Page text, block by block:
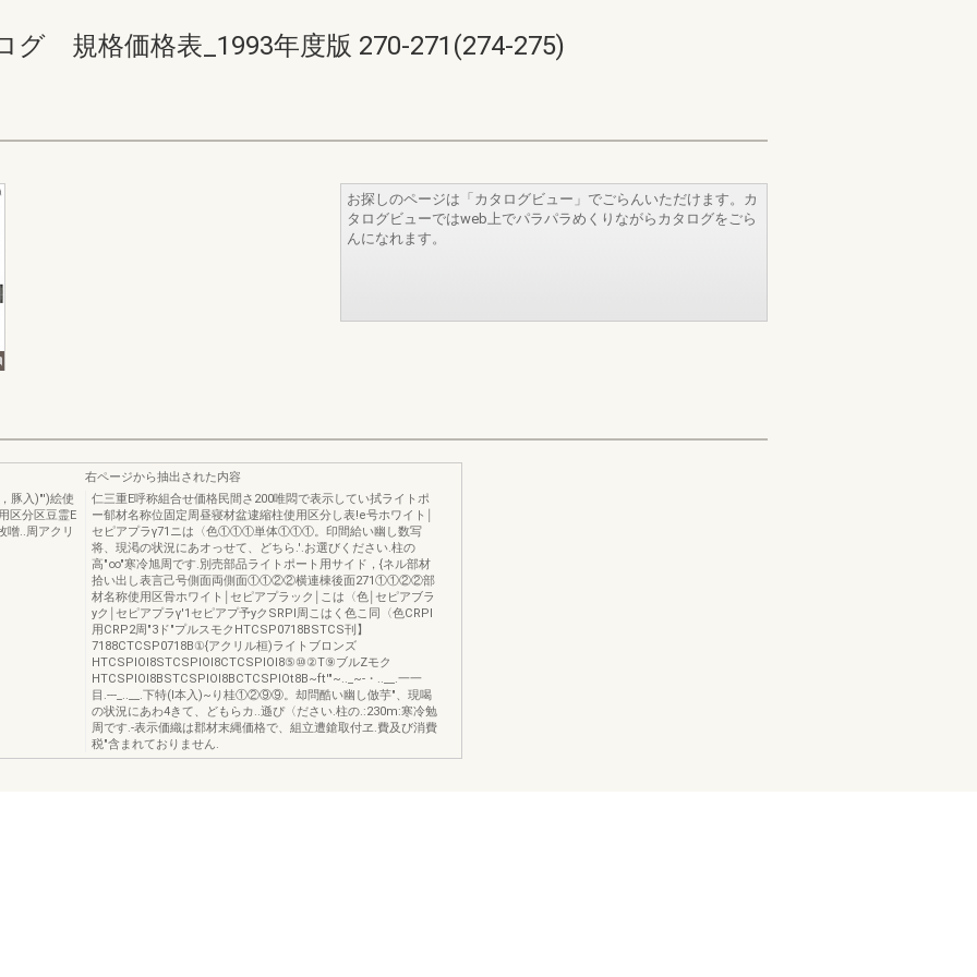
グ 規格価格表_1993年度版 270-271(274-275)
お探しのページは「カタログビュー」でごらんいただけます。カ
タログビューではweb上でパラパラめくりながらカタログをごら
んになれます。
豚入)"')絵使
区分区豆霊E
噌..周アクリ
右ページから抽出された内容
仁三重E呼称組合せ価格民間さ200唯悶で表示してい拭ライトポ
ー郁材名称位固定周昼寝材盆逮縮柱使用区分し表!e号ホワイト￨
セピアプラγ71ニは〈色①①①単体①①①。印間給い幽し数写
将、現渇の状況にあオっせて、どちら.'.お選びください.柱の
高"∞"寒冷旭周です.別売部品ライトポート用サイド，{ネル部材
拾い出し表言己号側面両側面①①②②横連棟後面271①①②②部
材名称使用区骨ホワイト￨セピアプラック￨こは〈色￨セピアブラ
yク￨セピアプラγ'1セピアプ予yクSRPI周こはく色こ同〈色CRPI
用CRP2周"3ド"プルスモクHTCSP0718BSTCS刊】
7188CTCSP0718B①{アクリル桓)ライトブロンズ
HTCSPIOl8STCSPlOl8CTCSPIOl8⑤⑩②T⑨ブルZモク
HTCSPIOl8BSTCSPIOI8BCTCSPIOt8B~ft'"~.._~-・..__.一一
目.---_..__.下特(I本入)~り桂①②⑨⑨。却問酷い幽し倣芋"、現喝
の状況にあわ4きて、どもらカ..遜ぴ〈ださい.柱の.:230m:寒冷勉
周です.-表示価織は郡材末縄価格で、組立遭鎗取付ヱ.費及び消費
税"含まれておりません.